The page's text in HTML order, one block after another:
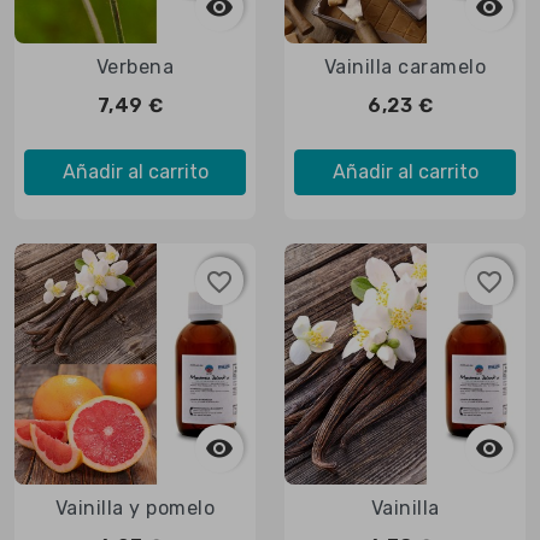

Vista rápida
Verbena
7,49 €
Añadir al carrito

 Vista rápida
Vainilla caramelo
6,23 €
Añadir al carrito

favorite_border
favorite_border
 Vista rápida
Vainilla y pomelo

favorite_border
favorite_border
Vista rápida
Vainilla